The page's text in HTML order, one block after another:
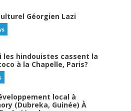
Géorgien Lazi
les hindouistes cassent la
à la Chapelle, Paris?
local à
(Dubreka, Guinée) À